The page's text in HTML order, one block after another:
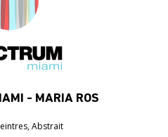
- MARIA ROSA BRAILE
Abstrait